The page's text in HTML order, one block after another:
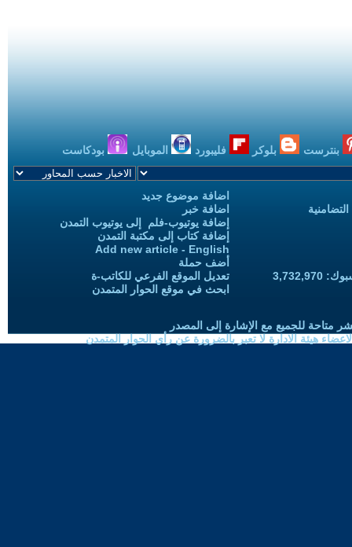
بنترست بلوكر فليبورد الموبايل بودكاست
اضافة موضوع جديد
اضافة خبر
إضافة يوتيوب-فلم إلى يوتيوب التمدن
إضافة كتاب إلى مكتبة التمدن
Add new article - English
أضف حملة
تعديل الموقع الفرعي للكاتب-ة
ابحث في موقع الحوار المتمدن
متاحة للجميع مع الإشارة إلى المصدر
هيئة الادارة لا تعبر بالضرورة عن رأي الحوار المتمدن